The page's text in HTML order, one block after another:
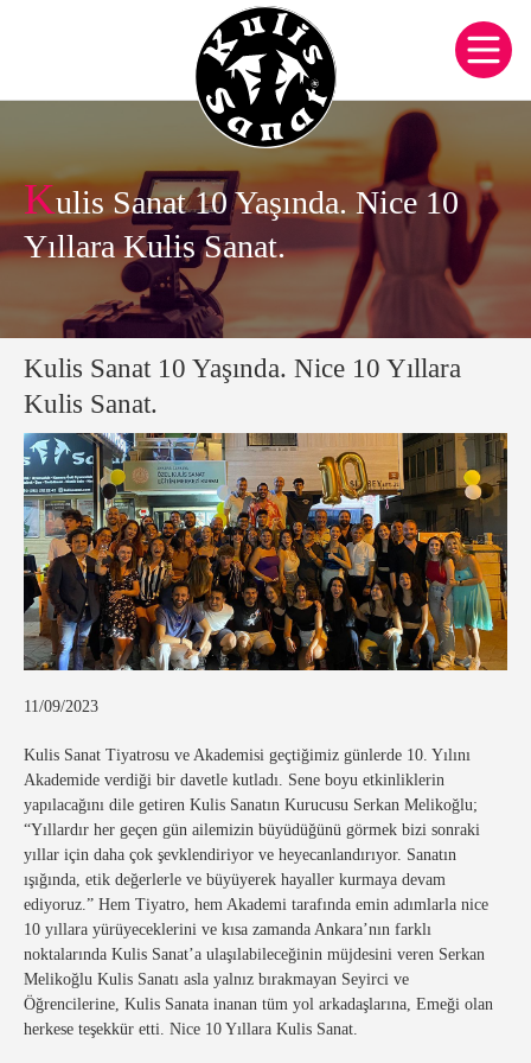
Kulis Sanat 10 Yaşında. Nice 10
Yıllara Kulis Sanat.
Kulis Sanat 10 Yaşında. Nice 10 Yıllara
Kulis Sanat.
11/09/2023
Kulis Sanat Tiyatrosu ve Akademisi geçtiğimiz günlerde 10. Yılını
Akademide verdiği bir davetle kutladı. Sene boyu etkinliklerin
yapılacağını dile getiren Kulis Sanatın Kurucusu Serkan Melikoğlu;
“Yıllardır her geçen gün ailemizin büyüdüğünü görmek bizi sonraki
yıllar için daha çok şevklendiriyor ve heyecanlandırıyor. Sanatın
ışığında, etik değerlerle ve büyüyerek hayaller kurmaya devam
ediyoruz.” Hem Tiyatro, hem Akademi tarafında emin adımlarla nice
10 yıllara yürüyeceklerini ve kısa zamanda Ankara’nın farklı
noktalarında Kulis Sanat’a ulaşılabileceğinin müjdesini veren Serkan
Melikoğlu Kulis Sanatı asla yalnız bırakmayan Seyirci ve
Öğrencilerine, Kulis Sanata inanan tüm yol arkadaşlarına, Emeği olan
herkese teşekkür etti. Nice 10 Yıllara Kulis Sanat.